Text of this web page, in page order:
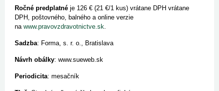
Ročné predplatné je 126 € (21 €/1 kus) vrátane DPH vrátane
DPH, poštovného, balného a online verzie
na www.pravovzdravotnictve.sk.
Sadzba: Forma, s. r. o., Bratislava
Návrh obálky: www.sueweb.sk
Periodicita: mesačník